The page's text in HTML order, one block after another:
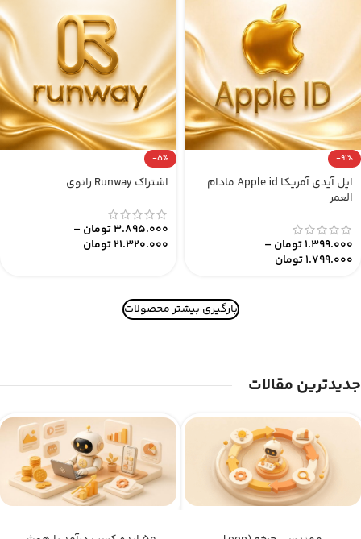
-91%
اپل آیدی آمریکا Apple id مادام
العمر
1.399.000تومان –
1.799.000تومان
-5%
اشتراک Runway رانوی
3.895.000تومان –
21.320.000تومان
بارگیری بیشتر محصولات
جدیدترین مقالات